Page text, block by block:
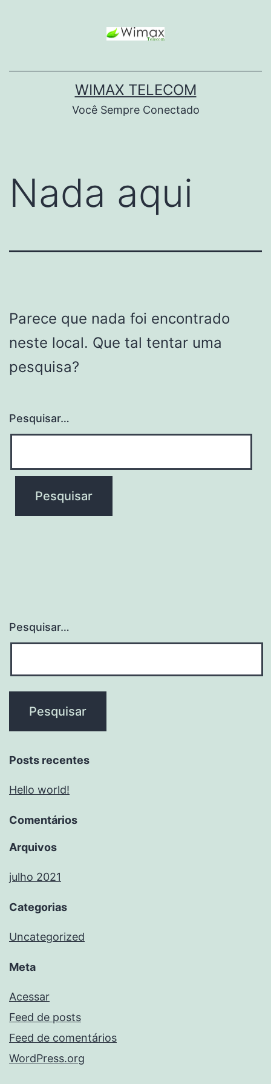
WIMAX TELECOM
Você Sempre Conectado
Nada aqui
Parece que nada foi encontrado
neste local. Que tal tentar uma
pesquisa?
Pesquisar…
Pesquisar…
Posts recentes
Hello world!
Comentários
Arquivos
julho 2021
Categorias
Uncategorized
Meta
Acessar
Feed de posts
Feed de comentários
WordPress.org